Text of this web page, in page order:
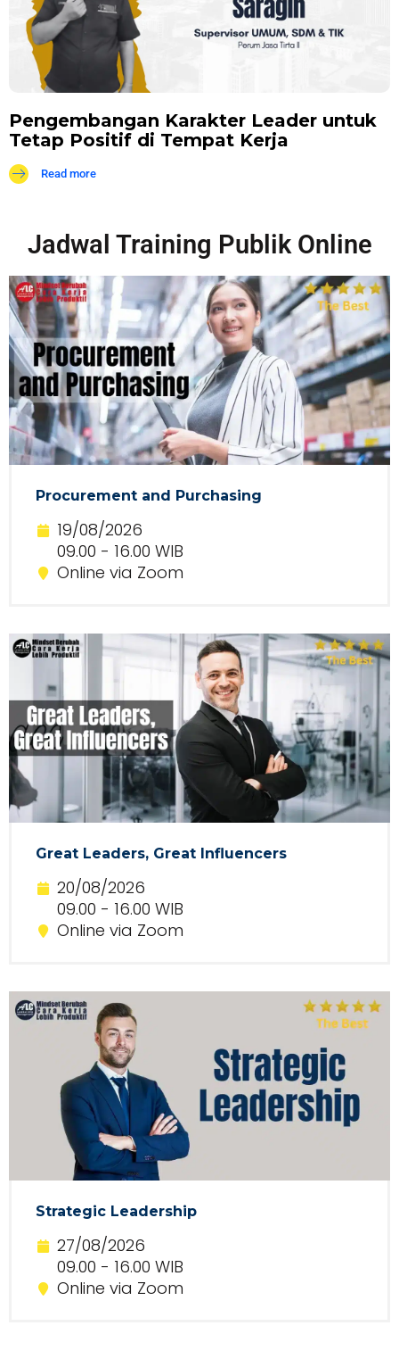
Pengembangan Karakter Leader untuk
Tetap Positif di Tempat Kerja
Read more
Jadwal Training Publik Online
Procurement and Purchasing
19/08/2026
09.00 - 16.00 WIB
Online via Zoom
Great Leaders, Great Influencers
20/08/2026
09.00 - 16.00 WIB
Online via Zoom
Strategic Leadership
27/08/2026
09.00 - 16.00 WIB
Online via Zoom